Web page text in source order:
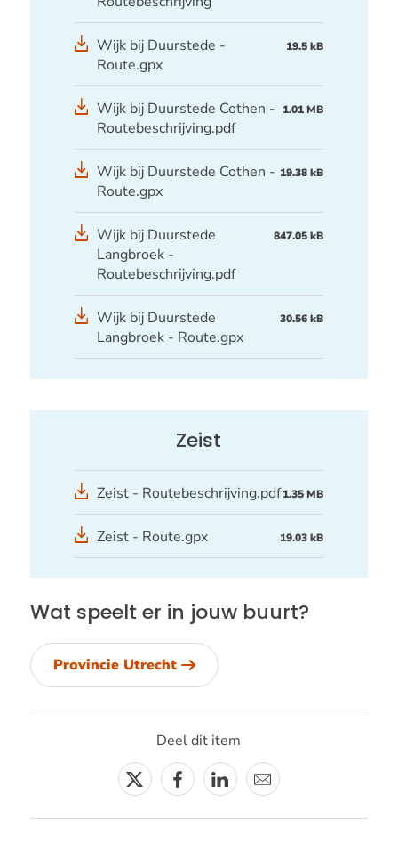
GPX
bestand
Wijk bij Duurstede -
Route.gpx
19.5 kB
Wijk bij Duurstede Cothen -
Routebeschrijving.pdf
1.01 MB
GPX
bestand
Wijk bij Duurstede Cothen -
Route.gpx
19.38 kB
Wijk bij Duurstede
Langbroek -
Routebeschrijving.pdf
847.05 kB
GPX
bestand
Wijk bij Duurstede
Langbroek - Route.gpx
30.56 kB
Zeist
Zeist - Routebeschrijving.pdf 1.35 MB
GPXZeist - Route.gpx 19.03 kB
Wat speelt er in jouw buurt?
Provincie Utrecht
Deel dit item
TwitterFacebookLinkedin
E-